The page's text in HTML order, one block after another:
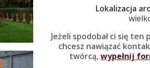
Lokalizacja
Jeżeli spodobał ci się ten
chcesz nawiązać
twórcą,wypełnij